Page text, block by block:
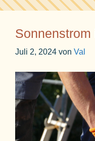
Juli 2, 2024 von Val